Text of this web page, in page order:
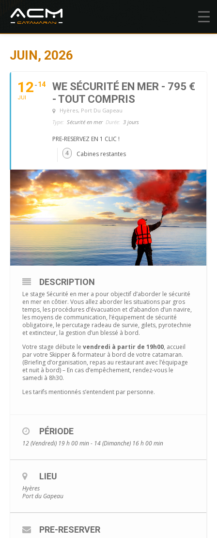
JUIN, 2026
12
JUI
14
WE SÉCURITÉ EN MER - 795 €
- TOUT COMPRIS
Hyères, Port Du Gapeau
Type: Sécurité en mer Durée: 3 jours
PRE-RESERVEZ EN 1 CLIC !
4 Cabines restantes
DESCRIPTION
Le stage Sécurité en mer a pour objectif d’aborder le sécurité
en mer en côtier. Vous allez aborder les situations par gros
temps, les procédures d’évacuation et d’abandon d’un navire,
les moyens de communication, l’équipement de sécurité
obligatoire, le percutage radeau de survie, gilets, pyrotechnie
et extincteur, la gestion d’un blessé à bord.
Votre stage débute le vendredi à partir de 19h00, accueil
par votre Skipper & formateur à bord de votre catamaran.
(Briefing d’organisation, repas au restaurant avec l’équipage
et nuit à bord) – En cas d’empêchement, rendez-vous le
samedi à 8h30.
Les tarifs mentionnés s’entendent par personne.
PÉRIODE
12 (Vendredi) 19 h 00 min - 14 (Dimanche) 16 h 00 min
LIEU
Hyères
Port du Gapeau
PRE-RESERVER